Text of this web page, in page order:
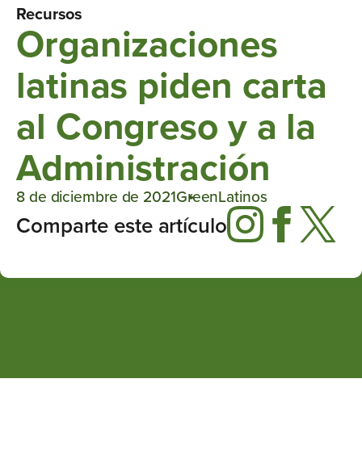
Recursos
Organizaciones
latinas piden carta
al Congreso y a la
Administración
8 de diciembre de 2021GreenLatinos
Comparte este artículo